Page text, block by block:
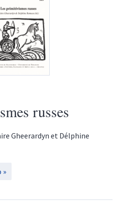
russes
Gheerardyn et Délphine